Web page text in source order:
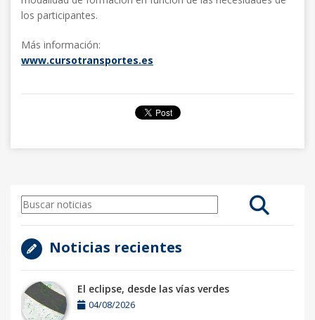
los participantes.
Más información:
www.cursotransportes.es
Noticias recientes
El eclipse, desde las vías verdes
04/08/2026